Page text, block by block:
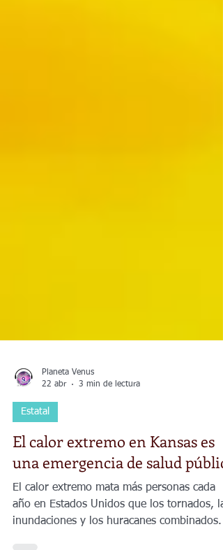
Planeta Venus
22 abr
Estatal
El calor extremo en Kansas es
una emergencia de salud
El calor extremo mata más personas cada